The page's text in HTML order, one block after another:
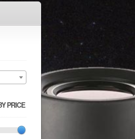
PRICE